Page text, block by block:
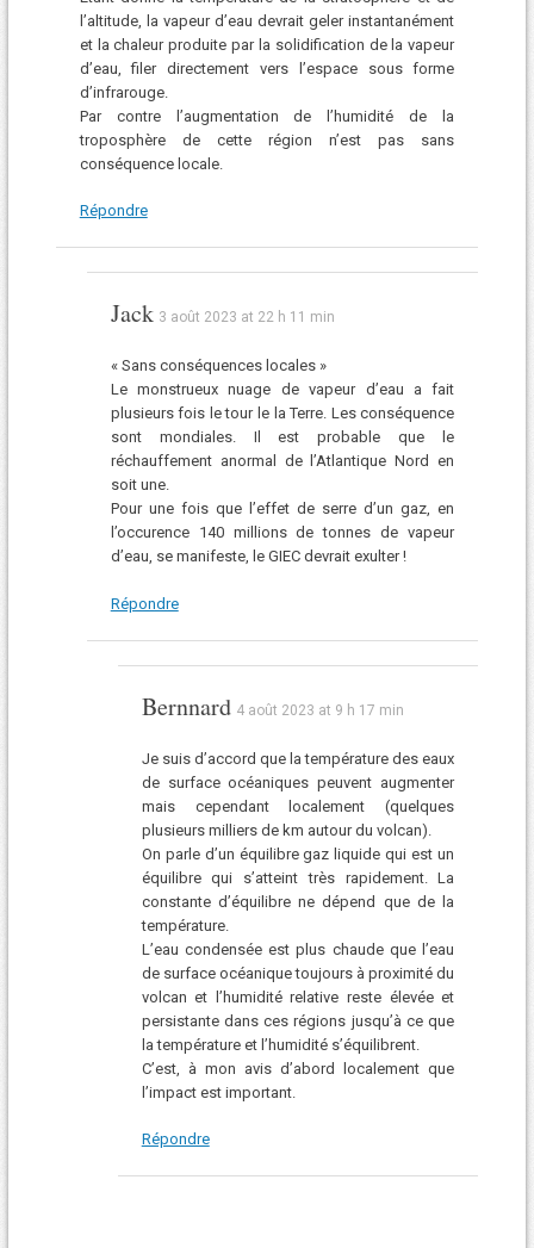
l’altitude, la vapeur d’eau devrait geler instantanément
et la chaleur produite par la solidification de la vapeur
d’eau, filer directement vers l’espace sous forme
d’infrarouge.
Par contre l’augmentation de l’humidité de la
troposphère de cette région n’est pas sans
conséquence locale.
Répondre
Jack 3 août 2023 at 22 h 11 min
« Sans conséquences locales »
Le monstrueux nuage de vapeur d’eau a fait
plusieurs fois le tour le la Terre. Les conséquence
sont mondiales. Il est probable que le
réchauffement anormal de l’Atlantique Nord en
soit une.
Pour une fois que l’effet de serre d’un gaz, en
l’occurence 140 millions de tonnes de vapeur
d’eau, se manifeste, le GIEC devrait exulter !
Répondre
Bernnard 4 août 2023 at 9 h 17 min
Je suis d’accord que la température des eaux
de surface océaniques peuvent augmenter
mais cependant localement (quelques
plusieurs milliers de km autour du volcan).
On parle d’un équilibre gaz liquide qui est un
équilibre qui s’atteint très rapidement. La
constante d’équilibre ne dépend que de la
température.
L’eau condensée est plus chaude que l’eau
de surface océanique toujours à proximité du
volcan et l’humidité relative reste élevée et
persistante dans ces régions jusqu’à ce que
la température et l’humidité s’équilibrent.
C’est, à mon avis d’abord localement que
l’impact est important.
Répondre